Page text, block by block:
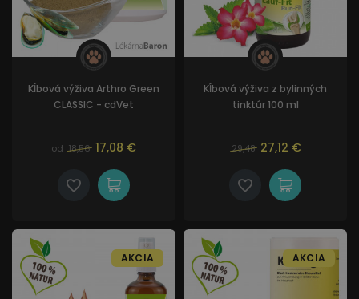
Kĺbová výživa Arthro Green
CLASSIC - cdVet
od 18,56 17,08 €
Kĺbová výživa z bylinných
tinktúr 100 ml
29,48 27,12 €
AKCIA AKCIA